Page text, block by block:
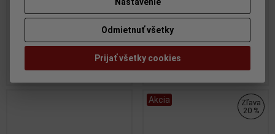
69,95 EUR
Pridať do košíka
Katalógové číslo:SO-S2400501
Skladom:
69,95 EUR
Pridať do košíka
Akcia
Zľava
20 %
Odmietnuť všetky
Prijať všetky cookies